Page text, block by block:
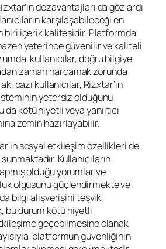
dezavantajları da göz ardı
karşılaşabileceği en
biri içerik kalitesidir. Platformda
yeterince güvenilir ve kaliteli
kullanıcılar, doğru bilgiye
zaman harcamak zorunda
bazı kullanıcılar, Rizxtar’ın
yetersiz olduğunu
kötü niyetli veya yanıltıcı
zemin hazırlayabilir.
sosyal etkileşim özellikleri de
Kullanıcıların
olduğu yorumlar ve
olgusunu güçlendirmekte ve
bilgi alışverişini teşvik
bu durum kötü niyetli
geçebilmesine olanak
platformun güvenliğinin